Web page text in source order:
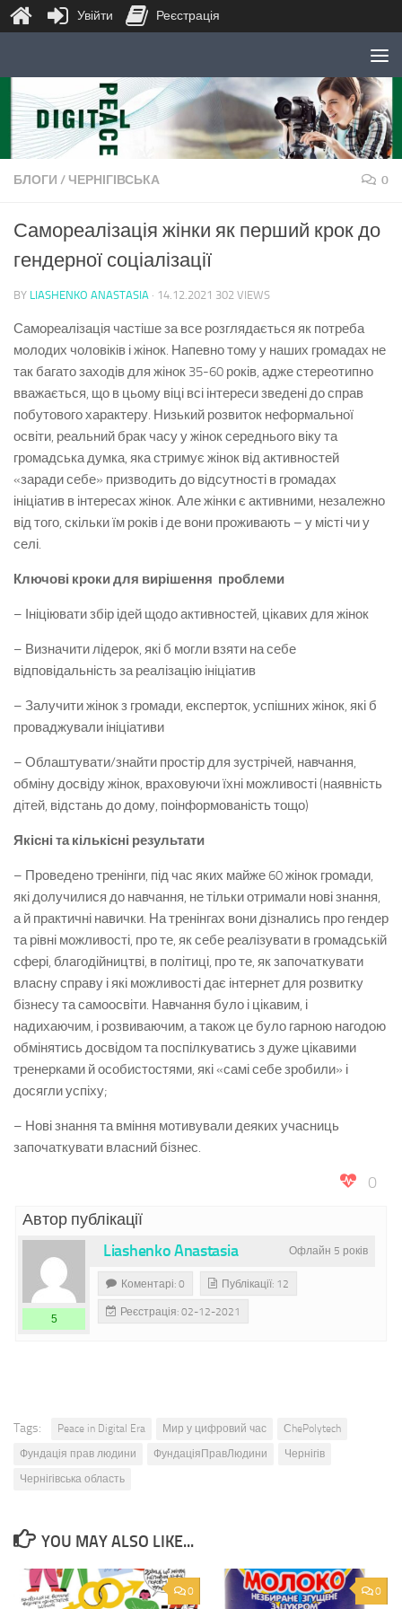
Skip to content
БЛОГИ / ЧЕРНІГІВСЬКА 0
Самореалізація жінки як перший крок до
гендерної соціалізації
BY LIASHENKO ANASTASIA · 14.12.2021 302 VIEWS
Самореалізація частіше за все розглядається як потреба
молодих чоловіків і жінок. Напевно тому у наших громадах не
так багато заходів для жінок 35-60 років, адже стереотипно
вважається, що в цьому віці всі інтереси зведені до справ
побутового характеру. Низький розвиток неформальної
освіти, реальний брак часу у жінок середнього віку та
громадська думка, яка стримує жінок від активностей
«заради себе» призводить до відсутності в громадах
ініціатив в інтересах жінок. Але жінки є активними, незалежно
від того, скільки їм років і де вони проживають – у місті чи у
селі.
Ключові кроки для вирішення проблеми
– Ініціювати збір ідей щодо активностей, цікавих для жінок
– Визначити лідерок, які б могли взяти на себе
відповідальність за реалізацію ініціатив
– Залучити жінок з громади, експерток, успішних жінок, які б
проваджували ініціативи
– Облаштувати/знайти простір для зустрічей, навчання,
обміну досвіду жінок, враховуючи їхні можливості (наявність
дітей, відстань до дому, поінформованість тощо)
Якісні та кількісні результати
– Проведено тренінги, під час яких майже 60 жінок громади,
які долучилися до навчання, не тільки отримали нові знання,
а й практичні навички. На тренінгах вони дізнались про гендер
та рівні можливості, про те, як себе реалізувати в громадській
сфері, благодійництві, в політиці, про те, як започаткувати
власну справу і які можливості дає інтернет для розвитку
бізнесу та самоосвіти. Навчання було і цікавим, і
надихаючим, і розвиваючим, а також це було гарною нагодою
обмінятись досвідом та поспілкуватись з дуже цікавими
тренерками й особистостями, які «самі себе зробили» і
досягли успіху;
– Нові знання та вміння мотивували деяких учасниць
започаткувати власний бізнес.
0
Автор публікації
Офлайн 5 років
Liashenko Anastasia
5
Коментарі: 0 Публікації: 12
Реєстрація: 02-12-2021
Tags: Peace in Digital Era Мир у цифровий час
СhePolytech
Фундація прав людини
ФундаціяПравЛюдини
Чернігів
Чернігівська область
YOU MAY ALSO LIKE...
0 0
Увійти Реєстрація